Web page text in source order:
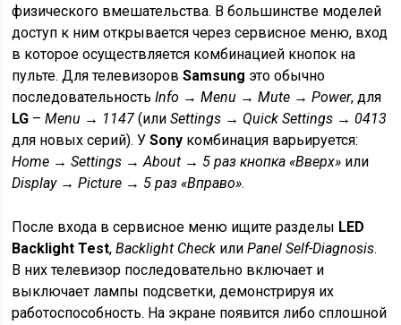
физического вмешательства. В большинстве моделей
доступ к ним открывается через сервисное меню, вход
в которое осуществляется комбинацией кнопок на
пульте. Для телевизоровSamsung это обычно
последовательностьInfo → Menu → Mute → Power, для
LG –Menu → 1147 (илиSettings → Quick Settings → 0413
для новых серий). УSony комбинация варьируется:
Home → Settings → About → 5 раз кнопка «Вверх» или
Display → Picture → 5 раз «Вправо».
После входа в сервисное меню ищите разделы LED
Backlight Test,Backlight Check илиPanel Self-Diagnosis.
В них телевизор последовательно включает и
выключает лампы подсветки, демонстрируя их
работоспособность. На экране появится либо сплошной